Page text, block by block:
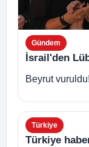
Gündem
İsrail'den
Beyrut
Türkiye
Türkiye